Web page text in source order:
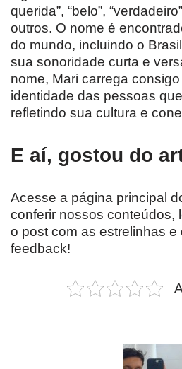
querida”, “belo”,
outros. O nome é
do mundo, incluindo o
sua sonoridade curta e
nome, Mari carrega
identidade das pessoas
refletindo sua cultura e
E aí, gostou do
Acesse a página principal
conferir nossos conteúdos,
o post com as estrelinhas e
feedback!